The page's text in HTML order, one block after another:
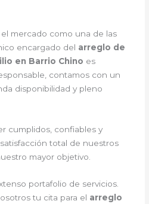
mercado como una de las
encargado del arreglo de
en Barrio Chino es
contamos con un
disponibilidad y pleno
cumplidos, confiables y
total de nuestros
mayor objetivo.
portafolio de servicios.
tu cita para el arreglo